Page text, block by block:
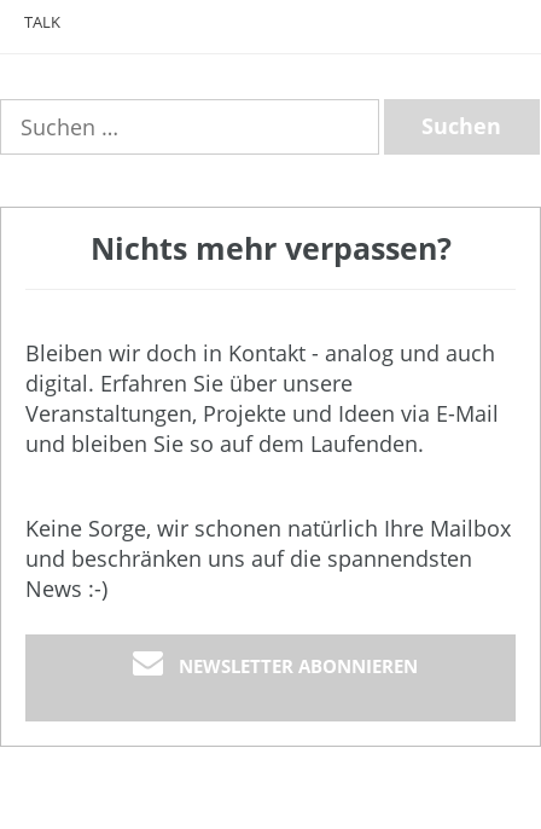
TALK
nach:
Nichts mehr verpassen?
Bleiben wir doch in Kontakt - analog und auch
digital. Erfahren Sie über unsere
Veranstaltungen, Projekte und Ideen via E-Mail
und bleiben Sie so auf dem Laufenden.
Keine Sorge, wir schonen natürlich Ihre Mailbox
und beschränken uns auf die spannendsten
News :-)
NEWSLETTER ABONNIEREN